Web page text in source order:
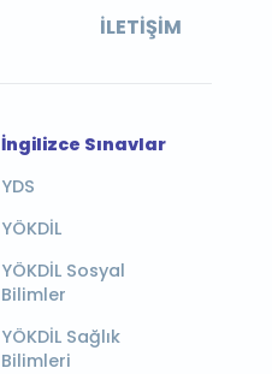
İLETIŞIM
İngilizce Sınavlar
YDS
YÖKDİL
YÖKDİL Sosyal
Bilimler
YÖKDİL Sağlık
Bilimleri